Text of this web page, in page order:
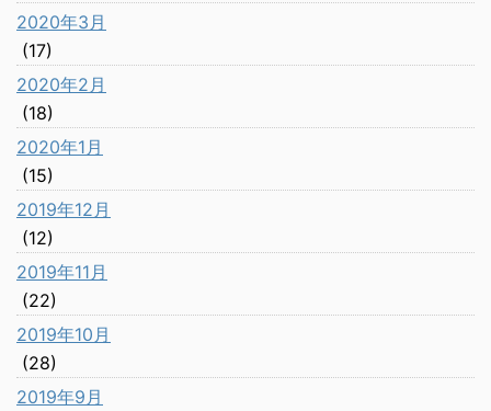
2020年3月
(17)
2020年2月
(18)
2020年1月
(15)
2019年12月
(12)
2019年11月
(22)
2019年10月
(28)
2019年9月